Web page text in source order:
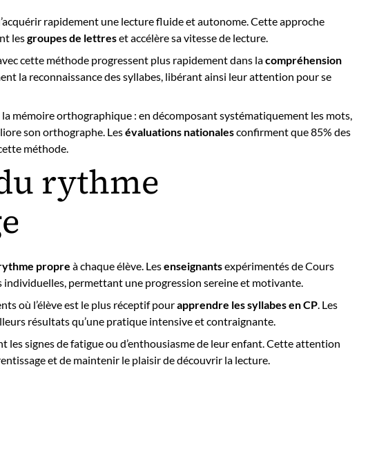
rapidement une lecture fluide et autonome. Cette approche
lesgroupes de lettreset accélère sa vitesse de lecture.
cette méthode progressent plus rapidement dans lacompréhension
la reconnaissance des syllabes, libérant ainsi leur attention pour se
mémoire orthographique : en décomposant systématiquement les mots,
son orthographe. Lesévaluations nationalesconfirment que 85% des
méthode.
rythme
propre à chaque élève. Lesenseignantsexpérimentés de Cours
individuelles, permettant une progression sereine et motivante.
où l’élève est le plus réceptif pourapprendre les syllabes en CP. Les
résultats qu’une pratique intensive et contraignante.
les signes de fatigue ou d’enthousiasme de leur enfant. Cette attention
et de maintenir le plaisir de découvrir la lecture.